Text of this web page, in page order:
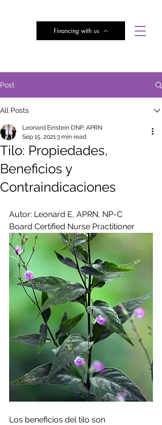
Financing with us
Post
All Posts
Tilo: Propiedades,
Beneficios y
Contraindicaciones
Leonard Einstein DNP, APRN
Sep 15, 20213 min read
Autor: Leonard E, APRN, NP-C
Board Certified Nurse Practitioner
Los beneficios del tilo son